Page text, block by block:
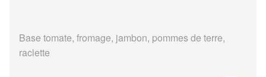
Base tomate, fromage, jambon, pommes de terre,
raclette